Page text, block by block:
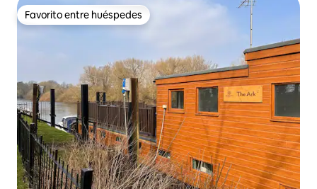
Favorito entre huéspedes
Favorito entre huéspedes